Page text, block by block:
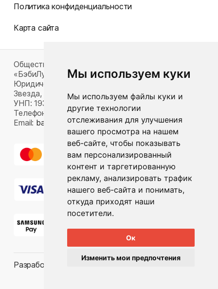
Мы используем куки
Мы используем файлы куки и
другие технологии
отслеживания для улучшения
вашего просмотра на нашем
веб-сайте, чтобы показывать
вам персонализированный
контент и таргетированную
рекламу, анализировать трафик
нашего веб-сайта и понимать,
откуда приходят наши
посетители.
Ок
Изменить мои предпочтения
Политика конфиденциальности
Карта сайта
Общество с ограниченной ответственностью
«БэбиЛук»
Юридический адрес: 220117, г. Минск, пр-т Газеты
Звезда, д. 16, пом. 52
УНП: 193815124
Телефон:
+375 33 392 66 63
Email: babylook.gm@gmail.com .
Разработка ilavista PDF-презентация